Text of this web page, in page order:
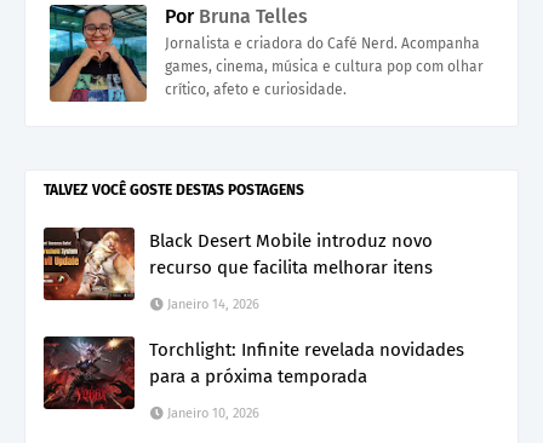
PorBruna Telles
Jornalista e criadora do Café Nerd. Acompanha
games, cinema, música e cultura pop com olhar
crítico, afeto e curiosidade.
TALVEZ VOCÊ GOSTE DESTAS POSTAGENS
Black Desert Mobile introduz novo
recurso que facilita melhorar itens
Janeiro 14, 2026
Torchlight: Infinite revelada novidades
para a próxima temporada
Janeiro 10, 2026